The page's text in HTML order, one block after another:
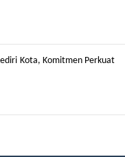
Kota, Komitmen Perkuat